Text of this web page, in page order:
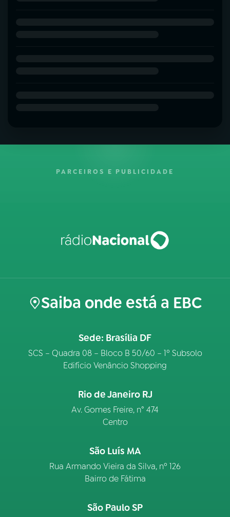
PARCEIROS E PUBLICIDADE
Saiba onde está a EBC
Sede: Brasília DF
SCS – Quadra 08 – Bloco B 50/60 – 1º Subsolo
Edifício Venâncio Shopping
Rio de Janeiro RJ
Av. Gomes Freire, n° 474
Centro
São Luís MA
Rua Armando Vieira da Silva, nº 126
Bairro de Fátima
São Paulo SP